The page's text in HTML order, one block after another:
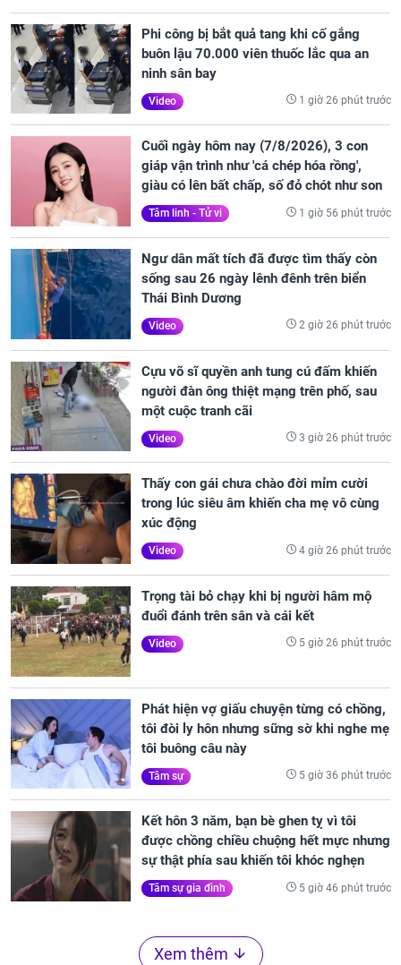
Phi công bị bắt quả tang khi cố gắng
buôn lậu 70.000 viên thuốc lắc qua an
ninh sân bay
Video 1 giờ 26 phút trước
Cuối ngày hôm nay (7/8/2026), 3 con
giáp vận trình như 'cá chép hóa rồng',
giàu có lên bất chấp, số đỏ chót như son
Tâm linh - Tử vi 1 giờ 56 phút trước
Ngư dân mất tích đã được tìm thấy còn
sống sau 26 ngày lênh đênh trên biển
Thái Bình Dương
Video 2 giờ 26 phút trước
Cựu võ sĩ quyền anh tung cú đấm khiến
người đàn ông thiệt mạng trên phố, sau
một cuộc tranh cãi
Video 3 giờ 26 phút trước
Thấy con gái chưa chào đời mỉm cười
trong lúc siêu âm khiến cha mẹ vô cùng
xúc động
Video 4 giờ 26 phút trước
Trọng tài bỏ chạy khi bị người hâm mộ
đuổi đánh trên sân và cái kết
Video 5 giờ 26 phút trước
Phát hiện vợ giấu chuyện từng có chồng,
tôi đòi ly hôn nhưng sững sờ khi nghe mẹ
tôi buông câu này
Tâm sự 5 giờ 36 phút trước
Kết hôn 3 năm, bạn bè ghen tỵ vì tôi
được chồng chiều chuộng hết mực nhưng
sự thật phía sau khiến tôi khóc nghẹn
Tâm sự gia đình 5 giờ 46 phút trước
Xem thêm